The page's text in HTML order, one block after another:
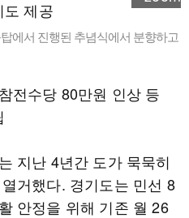
에서 진행된 추념식에서 분향하고
수당 80만원 인상 등
지난 4년간 도가 묵묵히
거했다. 경기도는 민선 8
안정을 위해 기존 월 26